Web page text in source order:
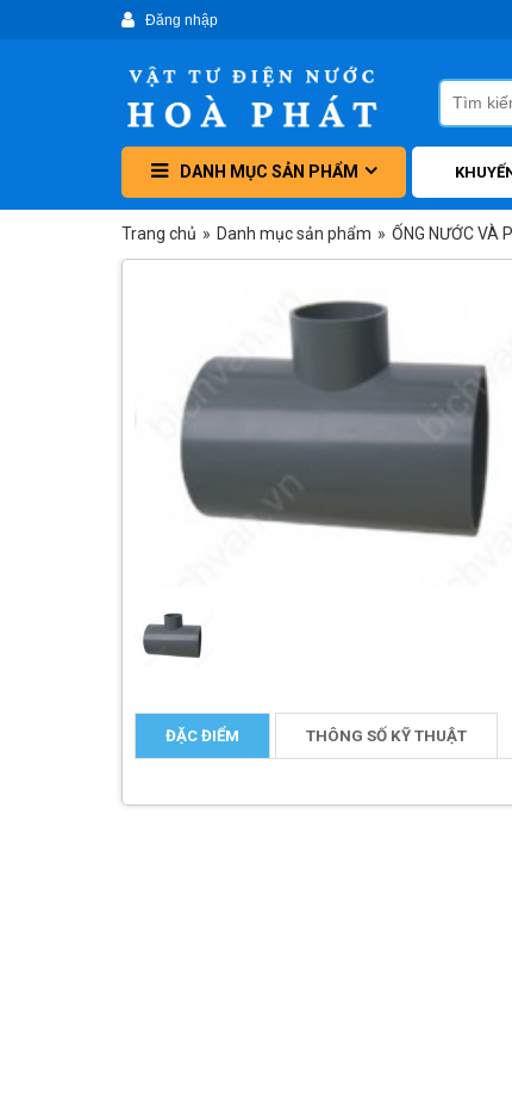
DANH MỤC SẢN PHẨM
Trang chủ » Danh mục sản phẩm » ỐNG NƯỚC VÀ
ĐẶC ĐIỂM THÔNG SỐ KỸ THUẬT